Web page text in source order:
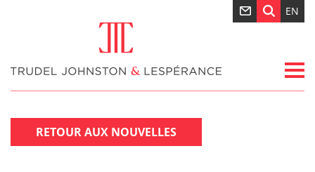
EN
RETOUR AUX NOUVELLES